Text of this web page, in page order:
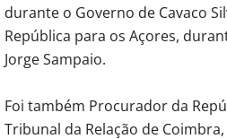
durante o Governo de Cavaco
República para os Açores,
Jorge Sampaio.
Foi também Procurador da
Tribunal da Relação de